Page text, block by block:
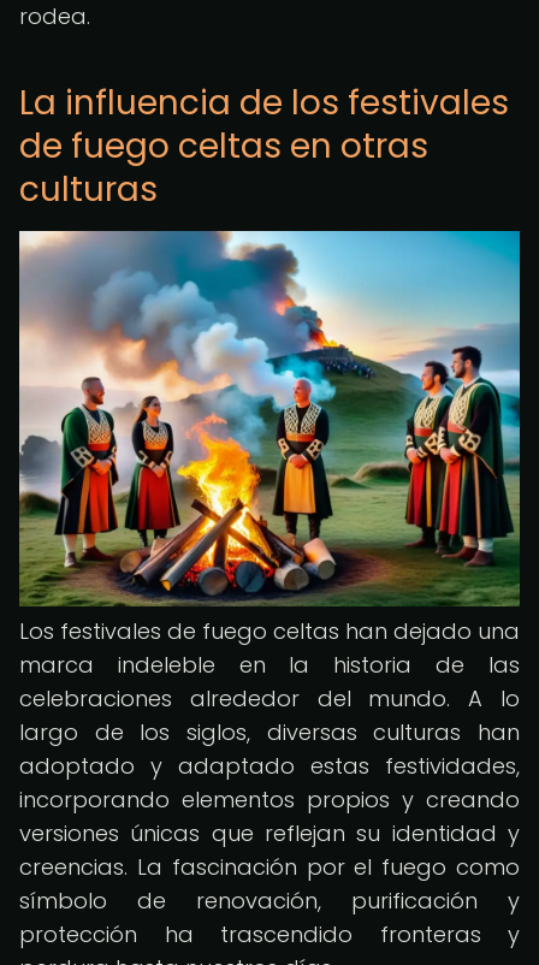
rodea.
La influencia de los festivales
de fuego celtas en otras
culturas
Los festivales de fuego celtas han dejado una
marca indeleble en la historia de las
celebraciones alrededor del mundo. A lo
largo de los siglos, diversas culturas han
adoptado y adaptado estas festividades,
incorporando elementos propios y creando
versiones únicas que reflejan su identidad y
creencias. La fascinación por el fuego como
símbolo de renovación, purificación y
protección ha trascendido fronteras y